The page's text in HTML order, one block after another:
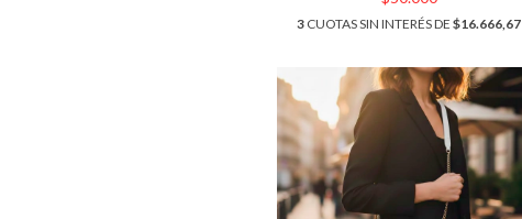
3 CUOTAS SIN INTERÉS DE$16.666,67